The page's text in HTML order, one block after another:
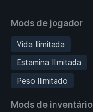
Mods de jogador
Vida Ilimitada
Estamina Ilimitada
Peso Ilimitado
Mods de inventário